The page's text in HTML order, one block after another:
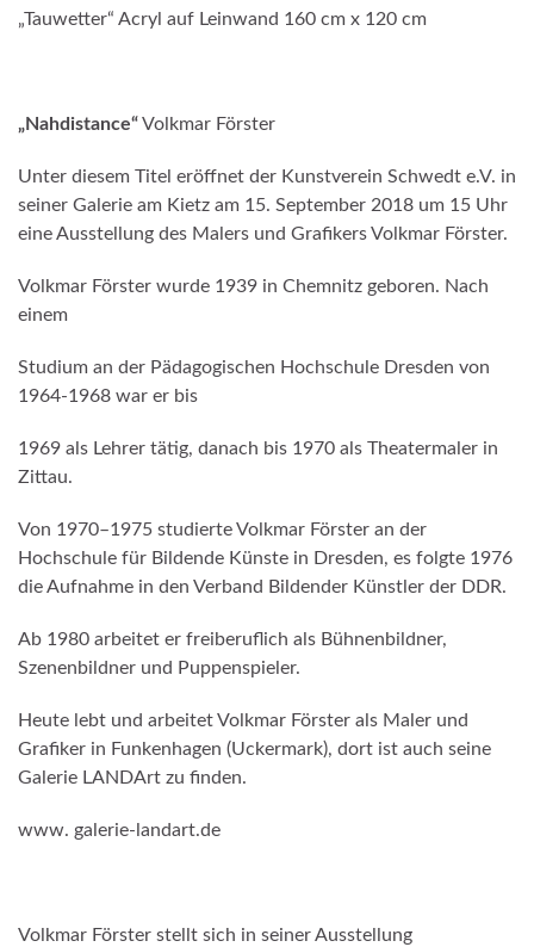
„Tauwetter“ Acryl auf Leinwand 160 cm x 120 cm
„Nahdistance“Volkmar Förster
Unter diesem Titel eröffnet der Kunstverein Schwedt e.V. in
seiner Galerie am Kietz am 15. September 2018 um 15 Uhr
eine Ausstellung des Malers und Grafikers Volkmar Förster.
Volkmar Förster wurde 1939 in Chemnitz geboren. Nach
einem
Studium an der Pädagogischen Hochschule Dresden von
1964-1968 war er bis
1969 als Lehrer tätig, danach bis 1970 als Theatermaler in
Zittau.
Von 1970–1975 studierte Volkmar Förster an der
Hochschule für Bildende Künste in Dresden, es folgte 1976
die Aufnahme in den Verband Bildender Künstler der DDR.
Ab 1980 arbeitet er freiberuflich als Bühnenbildner,
Szenenbildner und Puppenspieler.
Heute lebt und arbeitet Volkmar Förster als Maler und
Grafiker in Funkenhagen (Uckermark), dort ist auch seine
Galerie LANDArt zu finden.
www. galerie-landart.de
Volkmar Förster stellt sich in seiner Ausstellung